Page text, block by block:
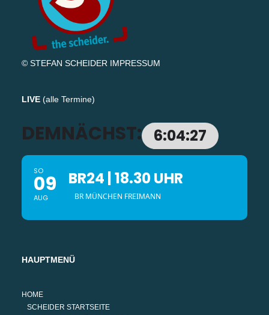
© STEFAN SCHEIDER IMPRESSUM
LIVE (alle Termine)
DEMNÄCHST: 6:04:26
SO
09
AUG
BR24 | 18.30 UHR
BR MÜNCHEN FREIMANN
HAUPTMENÜ
HOME
SCHEIDER STARTSEITE